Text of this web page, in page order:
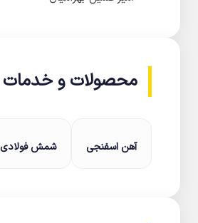
محصولات و خدمات
آهن اسفنجی شمش فولادی